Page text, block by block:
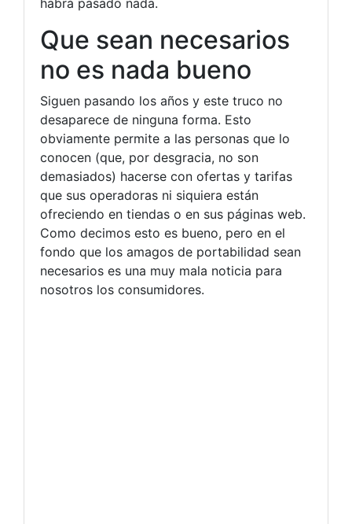
Que sean necesarios
no es nada bueno
Siguen pasando los años y este truco no
desaparece de ninguna forma. Esto
obviamente permite a las personas que lo
conocen (que, por desgracia, no son
demasiados) hacerse con ofertas y tarifas
que sus operadoras ni siquiera están
ofreciendo en tiendas o en sus páginas web.
Como decimos esto es bueno, pero en el
fondo que los amagos de portabilidad sean
necesarios es una muy mala noticia para
nosotros los consumidores.